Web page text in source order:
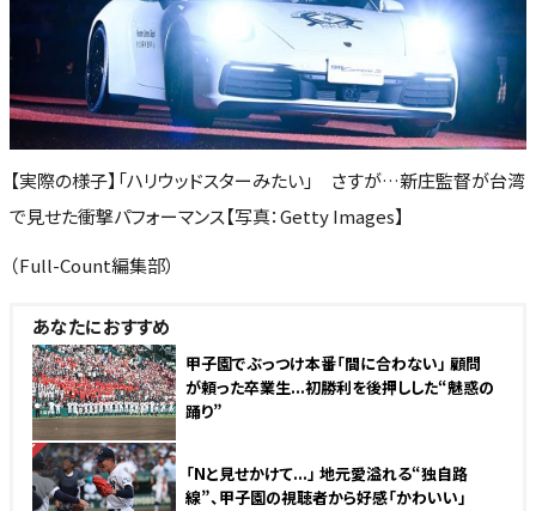
【実際の様子】「ハリウッドスターみたい」 さすが…新庄監督が台湾
で見せた衝撃パフォーマンス【写真：Getty Images】
（Full-Count編集部）
あなたにおすすめ
甲子園でぶっつけ本番「間に合わない」 顧問
が頼った卒業生...初勝利を後押しした“魅惑の
踊り”
NEW
「Nと見せかけて...」 地元愛溢れる“独自路
線”、甲子園の視聴者から好感「かわいい」